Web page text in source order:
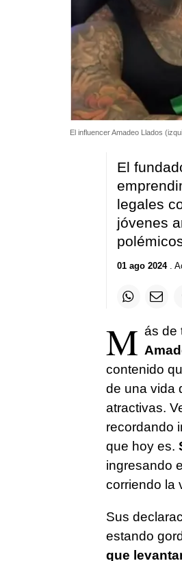
El influencer Amadeo Llados
El
legales
jóvenes
01 ago 2024.
M ás de
contenido
de una vida
atractivas.
recordando
que hoy es.
ingresando
corriendo la
Sus
estando
que